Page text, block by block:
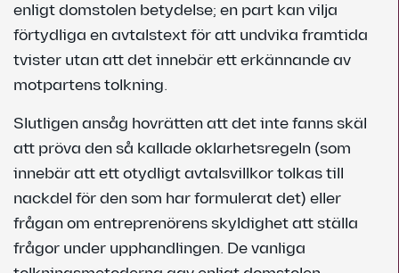
enligt domstolen betydelse; en part kan vilja
förtydliga en avtalstext för att undvika framtida
tvister utan att det innebär ett erkännande av
motpartens tolkning.
Slutligen ansåg hovrätten att det inte fanns skäl
att pröva den så kallade oklarhetsregeln (som
innebär att ett otydligt avtalsvillkor tolkas till
nackdel för den som har formulerat det) eller
frågan om entreprenörens skyldighet att ställa
frågor under upphandlingen. De vanliga